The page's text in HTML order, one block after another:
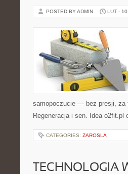
POSTED BY ADMIN LUT -
samopoczucie — bez presji, za
Regeneracja i sen. Idea
CATEGORIES: ZAROSLA
TECHNOLOGIA